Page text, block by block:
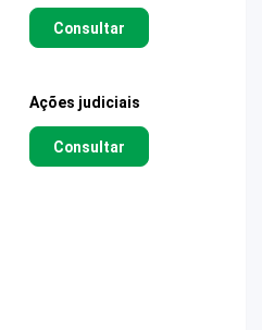
Consultar
Ações judiciais
Consultar